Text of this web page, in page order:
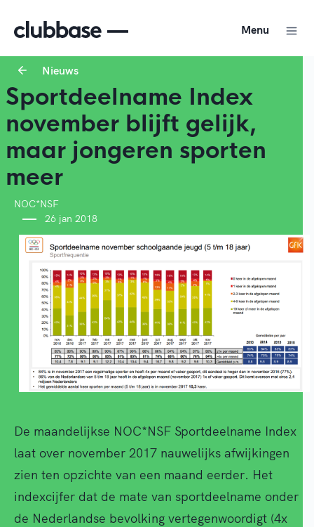
Menu
Nieuws
Sportdeelname Index
november blijft gelijk,
maar jongeren sporten
meer
NOC*NSF
26 jan 2018
De maandelijkse NOC*NSF Sportdeelname Index
laat over november 2017 nauwelijks afwijkingen
zien ten opzichte van een maand eerder. Het
indexcijfer dat de mate van sportdeelname onder
de Nederlandse bevolking vertegenwoordigt (4x